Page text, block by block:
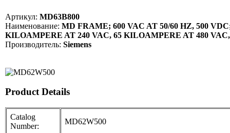
Артикул: MD63B800
Наименование: MD FRAME; 600 VAC AT 50/60 HZ, 500
KILOAMPERE AT 240 VAC, 65 KILOAMPERE AT 480
Производитель: Siemens
Product Details
Catalog
Number:
MD62W500